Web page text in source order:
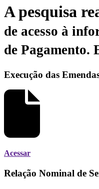
A pesquisa
de acesso à
de Pagamento.
Execução das
Acessar
Relação Nominal de